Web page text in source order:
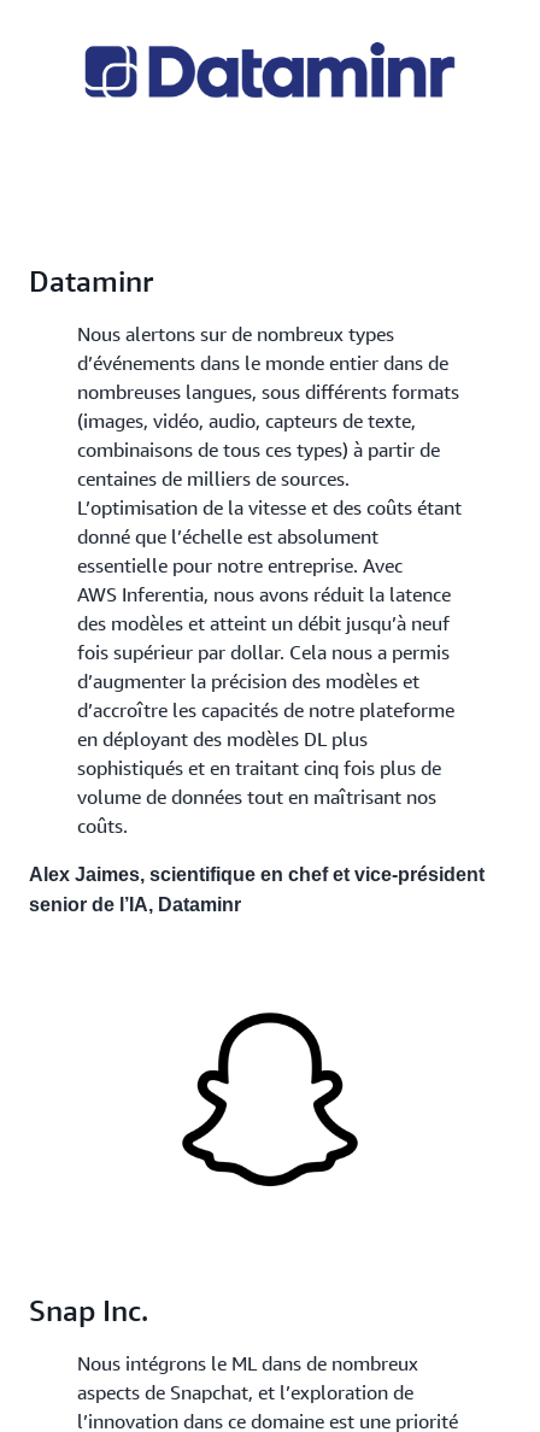
Dataminr
Nous alertons sur de nombreux types
d’événements dans le monde entier dans de
nombreuses langues, sous différents formats
(images, vidéo, audio, capteurs de texte,
combinaisons de tous ces types) à partir de
centaines de milliers de sources.
L’optimisation de la vitesse et des coûts étant
donné que l’échelle est absolument
essentielle pour notre entreprise. Avec
AWS Inferentia, nous avons réduit la latence
des modèles et atteint un débit jusqu’à neuf
fois supérieur par dollar. Cela nous a permis
d’augmenter la précision des modèles et
d’accroître les capacités de notre plateforme
en déployant des modèles DL plus
sophistiqués et en traitant cinq fois plus de
volume de données tout en maîtrisant nos
coûts.
Alex Jaimes, scientifique en chef et vice-président
senior de l’IA, Dataminr
Snap Inc.
Nous intégrons le ML dans de nombreux
aspects de Snapchat, et l’exploration de
l’innovation dans ce domaine est une priorité